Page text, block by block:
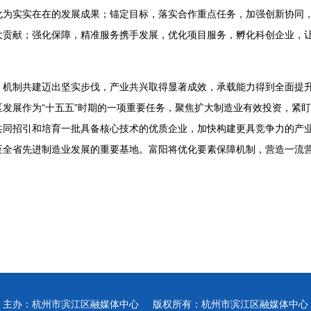
实实在在的发展成果；锚定目标，落实合作重点任务，加强创新协同
献；强化保障，精准服务携手发展，优化项目服务，孵化科创企业，
制共建迈出坚实步伐，产业共兴取得显著成效，承载能力得到全面提
展作为“十五五”时期的一项重要任务，聚焦扩大制造业有效投资，紧
招引和培育一批具备核心技术的优质企业，加快构建更具竞争力的产
省先进制造业发展的重要基地。富阳将优化要素保障机制，营造一流
主办：杭州市滨江区融媒体中心 版权所有：杭州市滨江区融媒体中心